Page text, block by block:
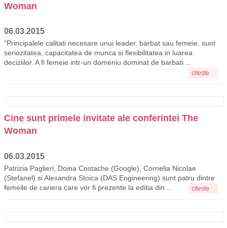
Woman
06.03.2015
"Principalele calitati necesare unui leader, barbat sau femeie, sunt
seriozitatea, capacitatea de munca si flexibilitatea in luarea
deciziilor. A fi femeie intr-un domeniu dominat de barbati ...
citeste
Cine sunt primele invitate ale conferintei The
Woman
06.03.2015
Patrizia Paglieri, Doina Costache (Google), Cornelia Nicolae
(Stefanel) si Alexandra Stoica (DAS Engineering) sunt patru dintre
femeile de cariera care vor fi prezente la editia din ...
citeste